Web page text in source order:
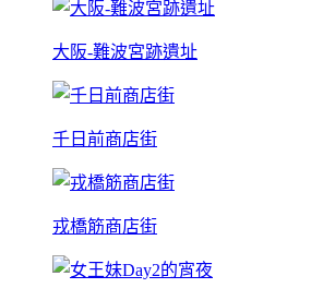
大阪-難波宮跡遺址
千日前商店街
戎橋筋商店街